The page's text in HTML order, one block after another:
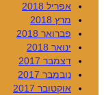
אפריל 2018
מרץ 2018
פברואר 2018
ינואר 2018
דצמבר 2017
נובמבר 2017
אוקטובר 2017